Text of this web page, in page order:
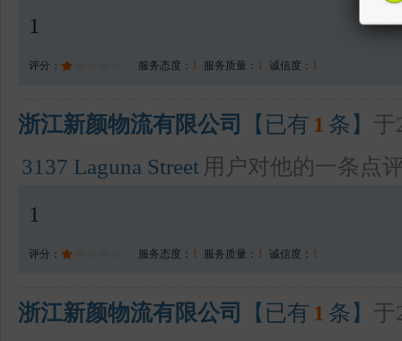
1
评分： 服务态度： 1 服务质量： 1 诚信度： 1
浙江新颜物流有限公司 【已有 1 条】 于
3137 Laguna Street 用户对他的一条点
1
评分： 服务态度： 1 服务质量： 1 诚信度： 1
浙江新颜物流有限公司 【已有 1 条】 于